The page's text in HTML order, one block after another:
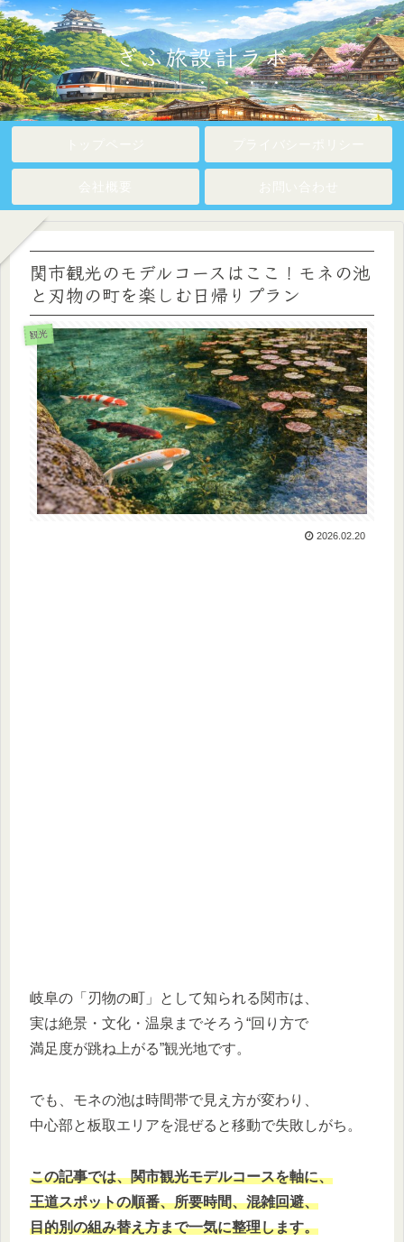
ぎふ旅設計ラボ
関市観光のモデルコースはここ！モネの池
と刃物の町を楽しむ日帰りプラン
観光
2026.02.20
岐阜の「刃物の町」として知られる関市は、
実は絶景・文化・温泉までそろう“回り方で
満足度が跳ね上がる”観光地です。
でも、モネの池は時間帯で見え方が変わり、
中心部と板取エリアを混ぜると移動で失敗しがち。
この記事では、関市観光モデルコースを軸に、
王道スポットの順番、所要時間、混雑回避、
目的別の組み替え方まで一気に整理します。